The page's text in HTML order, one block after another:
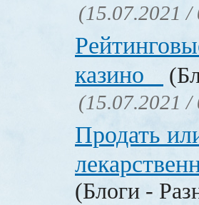
(15.07.2021 /
казино
(15.07.2021 /
Продать
(Блоги -